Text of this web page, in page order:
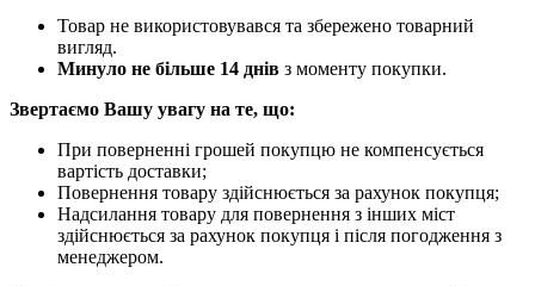
Товар не використовувався та збережено товарний
вигляд.
Минуло не більше 14 днів з моменту покупки.
Звертаємо Вашу увагу на те, що:
При поверненні грошей покупцю не компенсується
вартість доставки;
Повернення товару здійснюється за рахунок покупця;
Надсилання товару для повернення з інших міст
здійснюється за рахунок покупця і після погодження з
менеджером.